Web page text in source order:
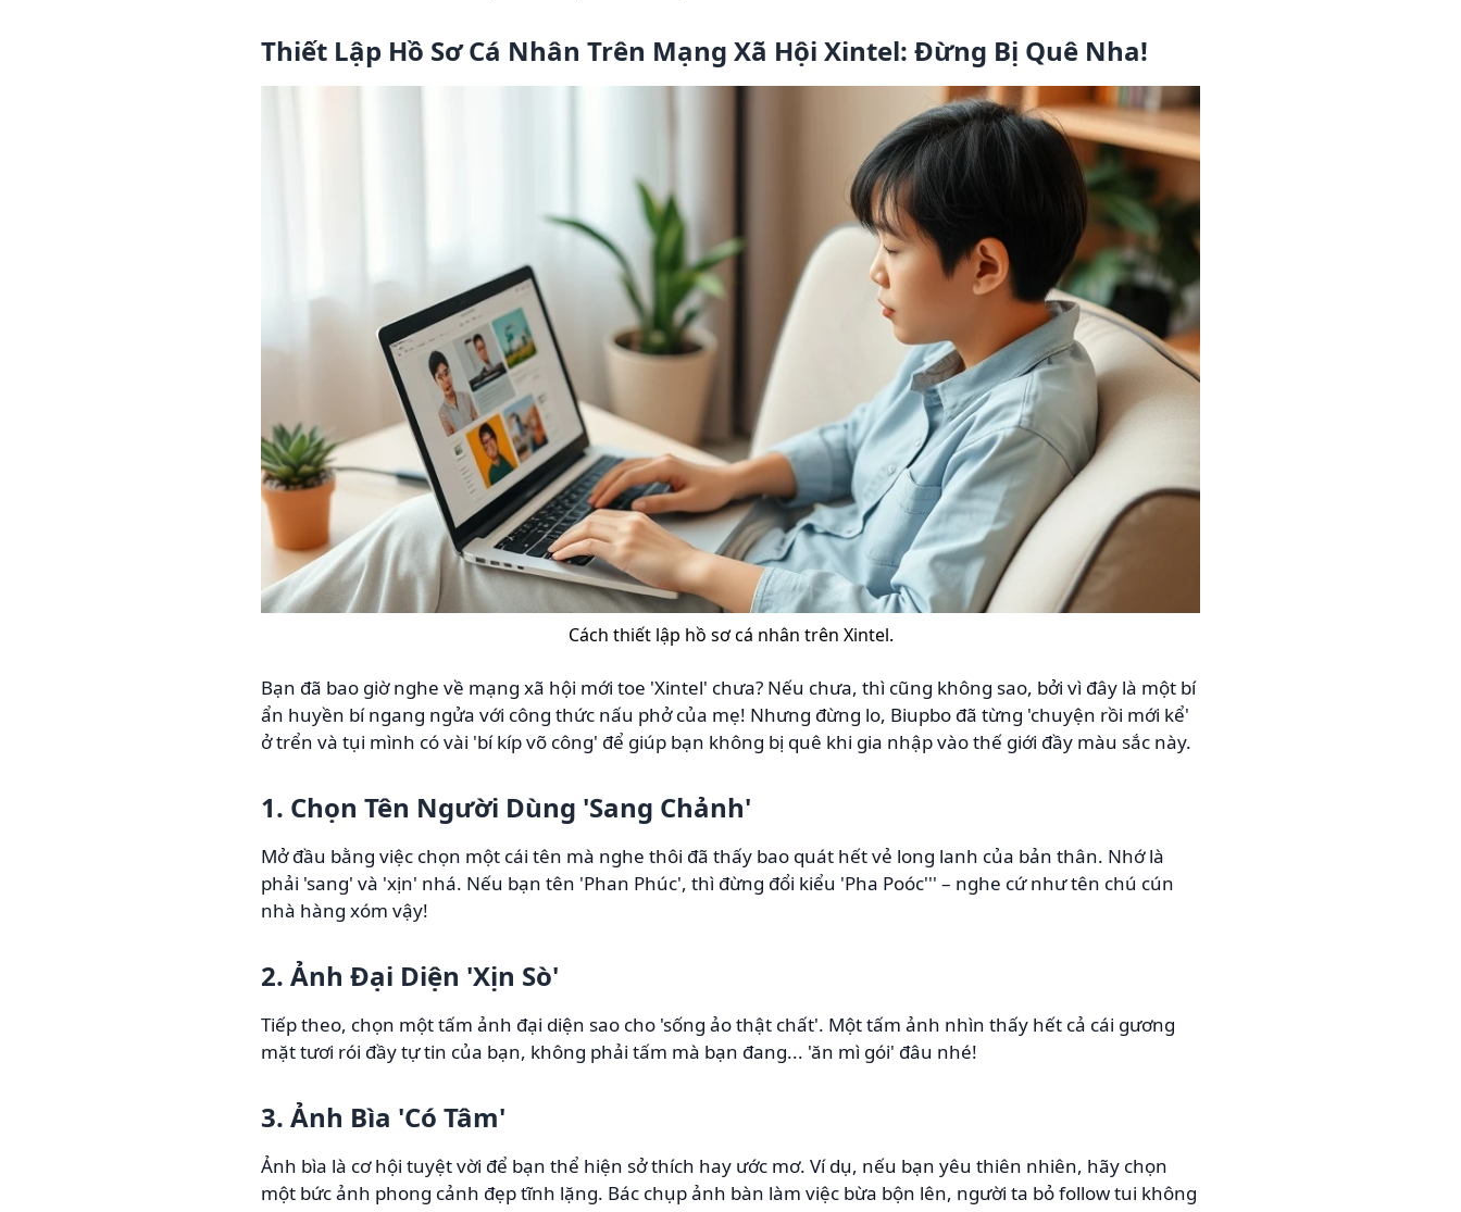
Thiết Lập Hồ Sơ Cá Nhân Trên Mạng Xã Hội Xintel: Đừng Bị Quê Nha!
Cách thiết lập hồ sơ cá nhân trên Xintel.
Bạn đã bao giờ nghe về mạng xã hội mới toe 'Xintel' chưa? Nếu chưa, thì cũng không sao, bởi vì đây là một bí
ẩn huyền bí ngang ngửa với công thức nấu phở của mẹ! Nhưng đừng lo, Biupbo đã từng 'chuyện rồi mới kể'
ở trển và tụi mình có vài 'bí kíp võ công' để giúp bạn không bị quê khi gia nhập vào thế giới đầy màu sắc này.
1. Chọn Tên Người Dùng 'Sang Chảnh'
Mở đầu bằng việc chọn một cái tên mà nghe thôi đã thấy bao quát hết vẻ long lanh của bản thân. Nhớ là
phải 'sang' và 'xịn' nhá. Nếu bạn tên 'Phan Phúc', thì đừng đổi kiểu 'Pha Poóc''' – nghe cứ như tên chú cún
nhà hàng xóm vậy!
2. Ảnh Đại Diện 'Xịn Sò'
Tiếp theo, chọn một tấm ảnh đại diện sao cho 'sống ảo thật chất'. Một tấm ảnh nhìn thấy hết cả cái gương
mặt tươi rói đầy tự tin của bạn, không phải tấm mà bạn đang... 'ăn mì gói' đâu nhé!
3. Ảnh Bìa 'Có Tâm'
Ảnh bìa là cơ hội tuyệt vời để bạn thể hiện sở thích hay ước mơ. Ví dụ, nếu bạn yêu thiên nhiên, hãy chọn
một bức ảnh phong cảnh đẹp tĩnh lặng. Bác chụp ảnh bàn làm việc bừa bộn lên, người ta bỏ follow tui không